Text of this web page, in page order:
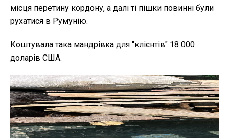
місця перетину кордону, а далі ті пішки повинні були
рухатися в Румунію.
Коштувала така мандрівка для "клієнтів" 18 000
доларів США.